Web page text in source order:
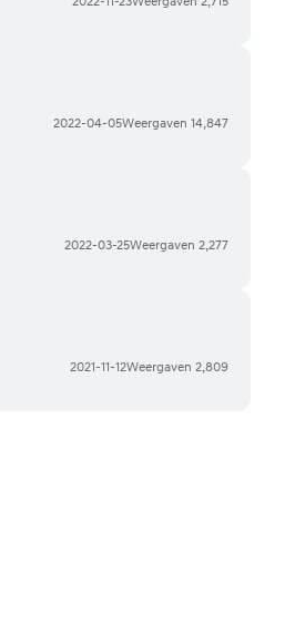
2022-04-05Weergaven 14,847
2022-03-25Weergaven 2,277
2021-11-12Weergaven 2,809